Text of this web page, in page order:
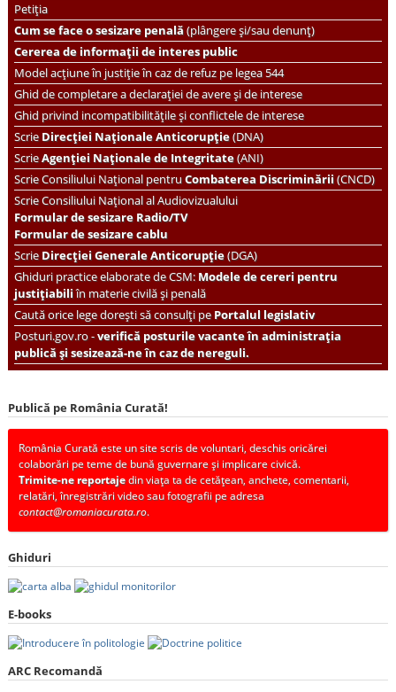
Petiția
Cum se face o sesizare penală(plângere și/sau denunț)
Cererea de informații de interes public
Model acțiune în justiție în caz de refuz pe legea 544
Ghid de completare a declarației de avere și de interese
Ghid privind incompatibilitățile și conflictele de interese
ScrieDirecției Naționale Anticorupție(DNA)
ScrieAgenției Naționale de Integritate(ANI)
ScrieConsiliului Național pentruCombaterea Discriminării(CNCD)
Scrie Consiliului Național al Audiovizualului
Formular de sesizare Radio/TV
Formular de sesizare cablu
ScrieDirecției Generale Anticorupție(DGA)
Ghiduri practice elaborate de CSM: Modele de cereri pentru
justițiabiliîn materie civilă și penală
Caută orice lege dorești să consulți pePortalul legislativ
Posturi.gov.ro -verifică posturile vacante în administrația
publică și sesizează-ne în caz de nereguli.
Publică pe România Curată!
România Curată este un site scris de voluntari, deschis oricărei
colaborări pe teme de bună guvernare și implicare civică.
Trimite-ne reportajedin viața ta de cetățean, anchete, comentarii,
relatări, înregistrări video sau fotografii pe adresa
contact@romaniacurata.ro.
Ghiduri
E-books
ARC Recomandă